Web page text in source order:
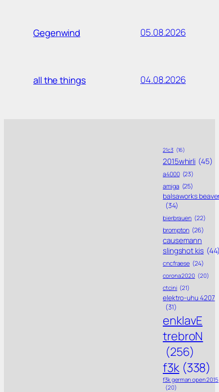
Gegenwind 05.08.2026
all the things 04.08.2026
21c3 (16)
2015whirli (45)
a4000 (23)
amiga (25)
balsaworks
(34)
bierbrauen (22)
brompton (26)
causemann
slingshot kis
cncfraese (24)
corona 2020 (20)
ctcini (21)
elektro-uhu 4207
(31)
enklavE
trebroN
(256)
f3k (338)
f3k german open 2015
(20)